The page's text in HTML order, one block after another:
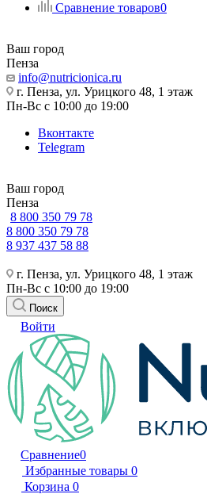
Сравнение товаров0
Ваш город
Пенза
info@nutricionica.ru
г. Пенза, ул. Урицкого 48, 1 этаж
Пн-Вс с 10:00 до 19:00
Вконтакте
Telegram
Ваш город
Пенза
8 800 350 79 78
8 800 350 79 78
8 937 437 58 88
г. Пенза, ул. Урицкого 48, 1 этаж
Пн-Вс с 10:00 до 19:00
Поиск
Войти
Сравнение0
Избранные товары 0
Корзина 0